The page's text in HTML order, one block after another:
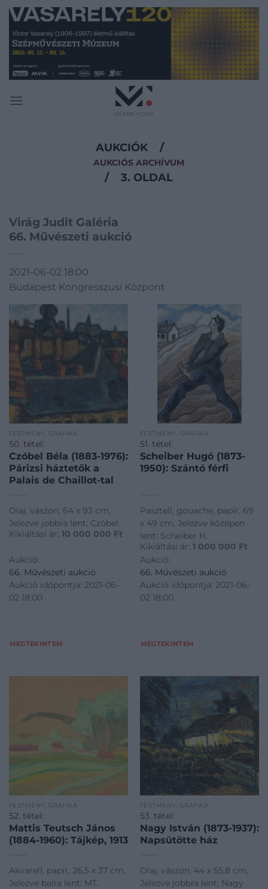
Skip
content
AUKCIÓK /
AUKCIÓS ARCHÍVUM
/ 3. OLDAL
Virág Judit Galéria
66. Művészeti aukció
2021-06-02 18:00
Budapest Kongresszusi Központ
FESTMÉNY, GRAFIKA
50. tétel:
Czóbel Béla (1883-1976):
Párizsi háztetők a
Palais de Chaillot-tal
Olaj, vászon, 64 x 93 cm,
Jelezve jobbra lent: Czóbel
Kikiáltási ár: 10 000 000 Ft
Aukció:
66. Művészeti aukció
Aukció időpontja: 2021-06-
02 18:00
MEGTEKINTEM
FESTMÉNY, GRAFIKA
51. tétel:
Scheiber Hugó (1873-
1950): Szántó férfi
Pasztell, gouache, papír, 69
x 49 cm, Jelezve középen
lent: Scheiber H.
Kikiáltási ár: 1 000 000 Ft
Aukció:
66. Művészeti aukció
Aukció időpontja: 2021-06-
02 18:00
MEGTEKINTEM
FESTMÉNY, GRAFIKA
52. tétel:
Mattis Teutsch János
(1884-1960): Tájkép, 1913
Akvarell, papír, 26,5 x 37 cm,
Jelezve balra lent: MT.
FESTMÉNY, GRAFIKA
53. tétel:
Nagy István (1873-1937):
Napsütötte ház
Olaj, vászon, 44 x 55,8 cm,
Jelezve jobbra lent: Nagy